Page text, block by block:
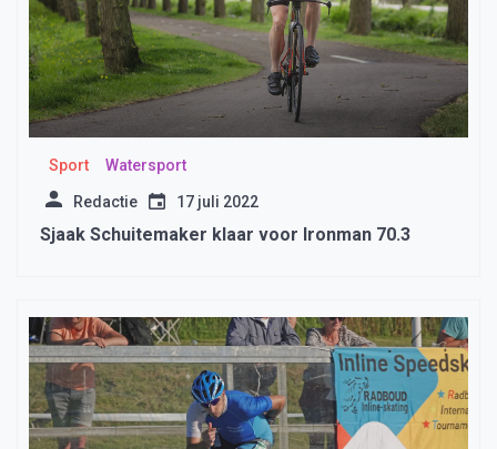
Sport Watersport
Redactie 17 juli 2022
Sjaak Schuitemaker klaar voor Ironman 70.3